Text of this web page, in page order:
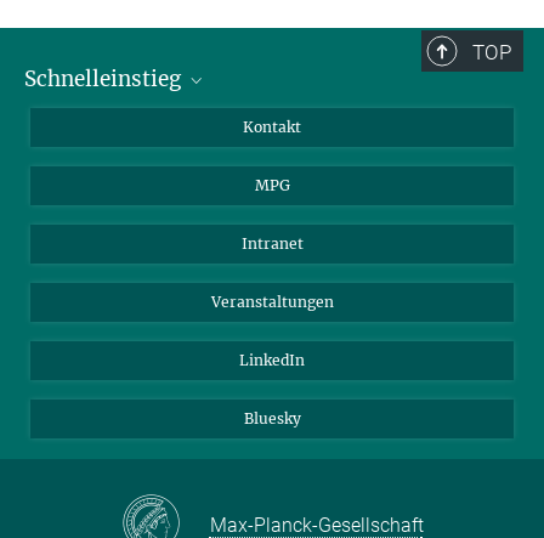
TOP
Schnelleinstieg
Wissenschaftler*innen
Studierende
Bewerber*innen
Kontakt
MPG
Intranet
Veranstaltungen
LinkedIn
Bluesky
Max-Planck-Gesellschaft